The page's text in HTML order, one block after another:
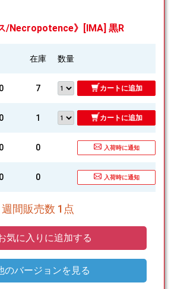
/Necropotence》[IMA] 黒R
在庫 数量
7 カートに追加
1 カートに追加
0 入荷時に通知
0 入荷時に通知
週間販売数 1点
気に入りに追加する
のバージョンを見る